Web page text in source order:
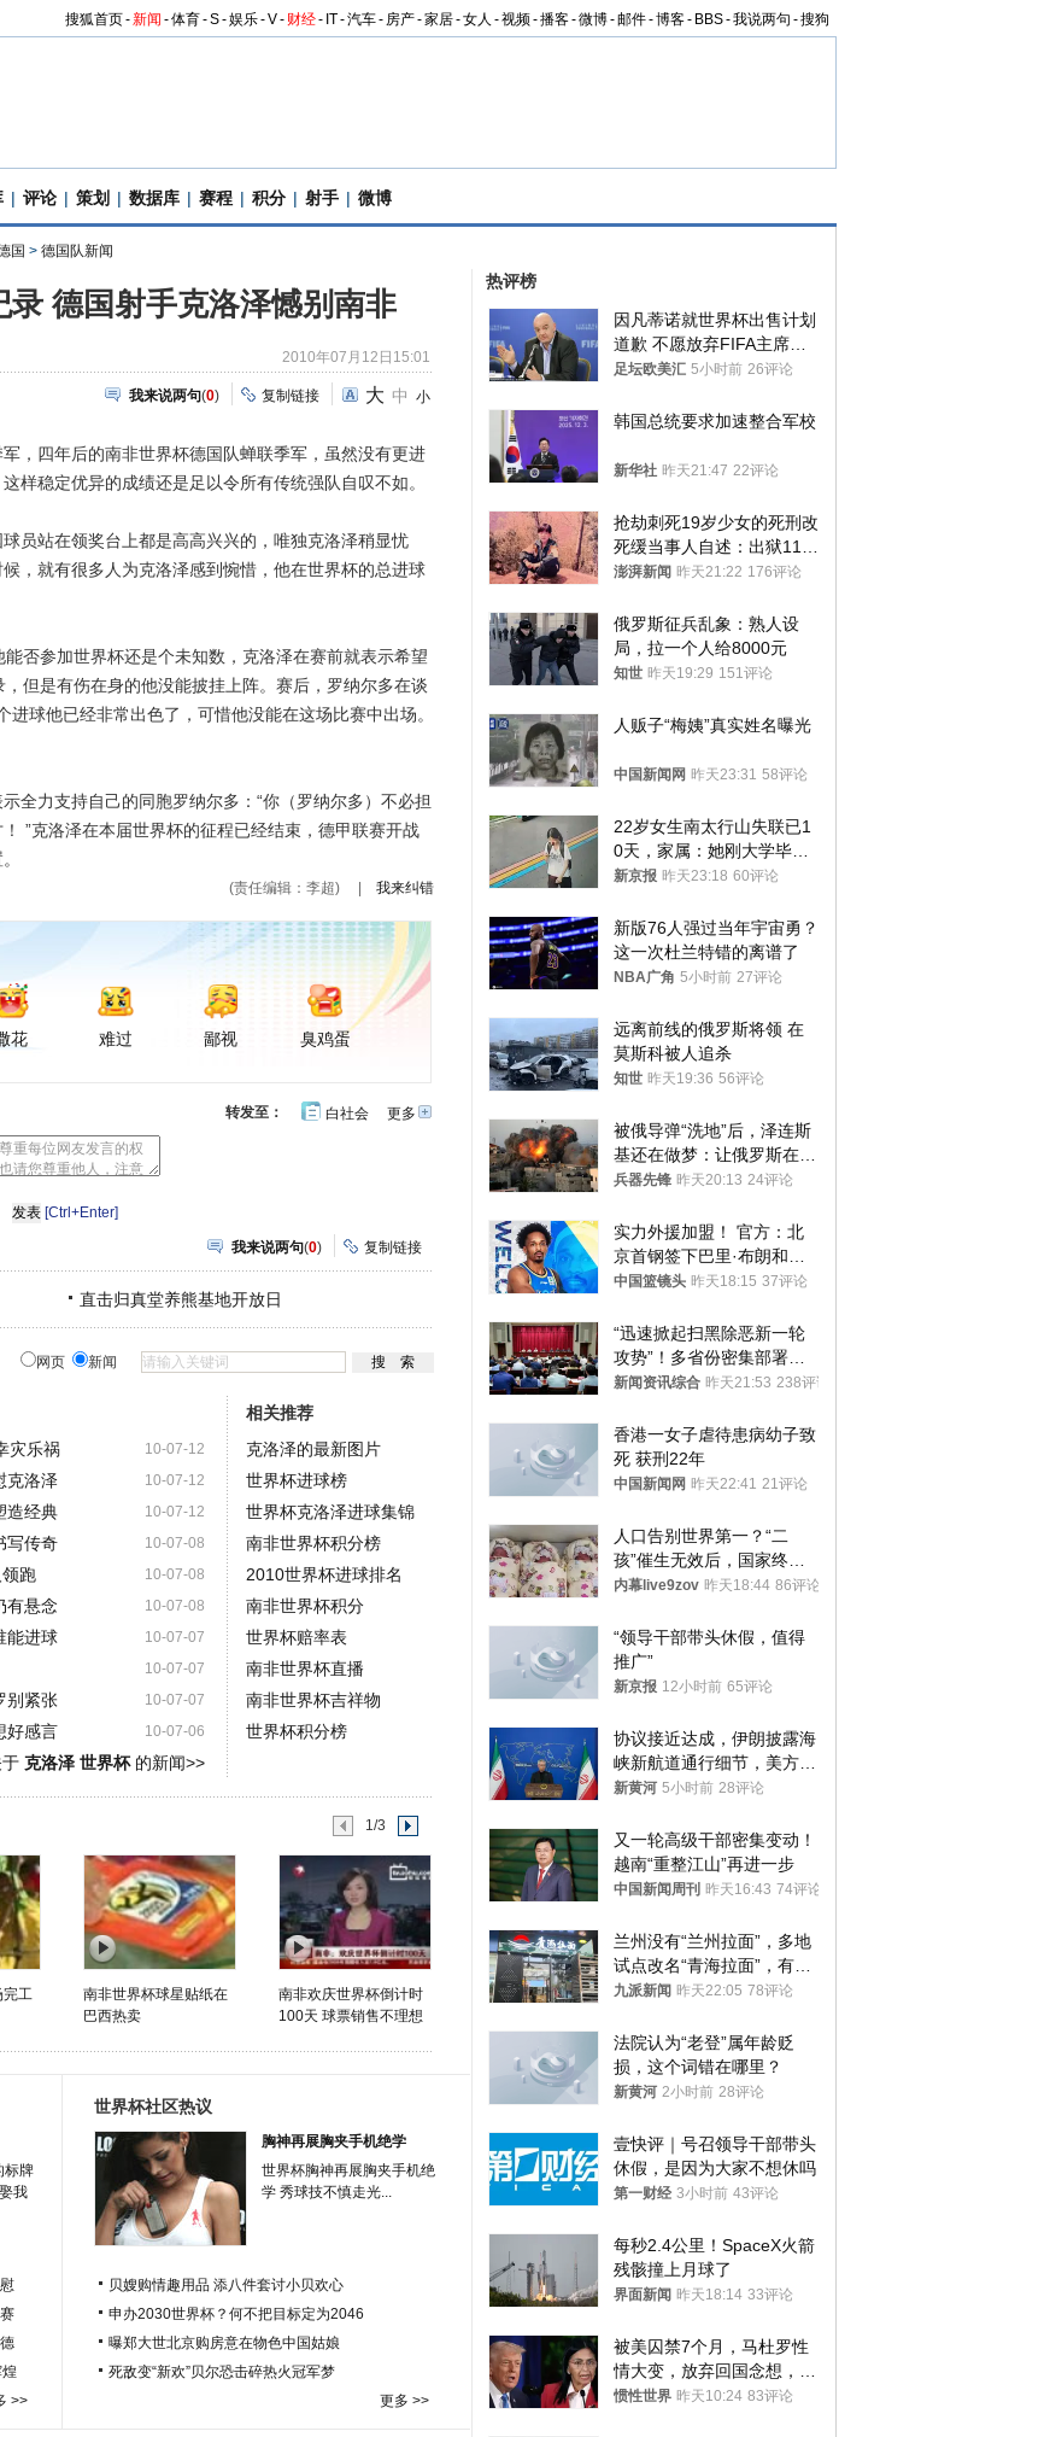
搜狐首页-新闻 -体育-S-娱乐-V- 财经- IT-汽车- 房产-家居-女人 -视频-播客-微博-邮件-博客- BBS-我说两句 -搜狗
| 评论 | 策划 | 数据库 | 赛程 | 积分 | 射手 | 微博
国 > 德国队新闻
德国射手克洛泽憾别南非
2010年07月12日15:01
我来说两句(0) 复制链接 大 中 小
四年后的南非世界杯德国队蝉联季军，虽然没有更进
样稳定优异的成绩还是足以令所有传统强队自叹不如。
站在领奖台上都是高高兴兴的，唯独克洛泽稍显忧
，就有很多人为克洛泽感到惋惜，他在世界杯的总进球
参加世界杯还是个未知数，克洛泽在赛前就表示希望
但是有伤在身的他没能披挂上阵。赛后，罗纳尔多在谈
球他已经非常出色了，可惜他没能在这场比赛中出场。
力支持自己的同胞罗纳尔多：“你（罗纳尔多）不必担
”克洛泽在本届世界杯的征程已经结束，德甲联赛开战
(责任编辑：李超) 我来纠错
花 难过 鄙视 臭鸡蛋
更多开
转发至： 白社会
[Ctrl+Enter]
我来说两句(0) 复制链接
直击归真堂养熊基地开放日
网页 新闻
10-07-12
灾乐祸
10-07-12
克洛泽
10-07-12
造经典
10-07-08
写传奇
10-07-08
跑
10-07-08
有悬念
10-07-07
能进球
10-07-07
10-07-07
别紧张
10-07-06
好感言
克洛泽 世界杯的新闻>>
相关推荐
克洛泽的最新图片
世界杯进球榜
世界杯克洛泽进球集锦
南非世界杯积分榜
2010世界杯进球排名
南非世界杯积分
世界杯赔率表
南非世界杯直播
南非世界杯吉祥物
世界杯积分榜
1/3
完工
南非世界杯球星贴纸在
巴西热卖
南非欢庆世界杯倒计时
100天 球票销售不理想
标牌
我
>>
世界杯社区热议
胸神再展胸夹手机绝学
世界杯胸神再展胸夹手机绝
学 秀球技不慎走光...
贝嫂购情趣用品 添八件套讨小贝欢心
申办2030世界杯？何不把目标定为2046
曝郑大世北京购房意在物色中国姑娘
死敌变“新欢”贝尔恐击碎热火冠军梦
更多 >>
热评榜
因凡蒂诺就世界杯出售计划
道歉 不愿放弃FIFA主席职
位
足坛欧美汇 5小时前 26评论
韩国总统要求加速整合军校
新华社 昨天21:47 22评论
抢劫刺死19岁少女的死刑改
死缓当事人自述：出狱11年
间始终刻意躲避被害人家属
澎湃新闻 昨天21:22 176评论
俄罗斯征兵乱象：熟人设
局，拉一个人给8000元
知世 昨天19:29 151评论
人贩子“梅姨”真实姓名曝光
中国新闻网 昨天23:31 58评论
22岁女生南太行山失联已1
0天，家属：她刚大学毕业
想到山里旅行
新京报 昨天23:18 60评论
新版76人强过当年宇宙勇？
这一次杜兰特错的离谱了
NBA广角 5小时前 27评论
远离前线的俄罗斯将领 在
莫斯科被人追杀
知世 昨天19:36 56评论
被俄导弹“洗地”后，泽连斯
基还在做梦：让俄罗斯在冬
季前求和？
兵器先锋 昨天20:13 24评论
实力外援加盟！ 官方：北
京首钢签下巴里·布朗和桑
普森
中国篮镜头 昨天18:15 37评论
“迅速掀起扫黑除恶新一轮
攻势”！多省份密集部署，
公布举报方式
新闻资讯综合 昨天21:53 238评论
香港一女子虐待患病幼子致
死 获刑22年
中国新闻网 昨天22:41 21评论
人口告别世界第一？“二
孩”催生无效后，国家终于
向住房出手了！
内幕live9zov 昨天18:44 86评论
“领导干部带头休假，值得
推广”
新京报 12小时前 65评论
协议接近达成，伊朗披露海
峡新航道通行细节，美方再
提“倒计时”
新黄河 5小时前 28评论
又一轮高级干部密集变动！
越南“重整江山”再进一步
中国新闻周刊 昨天16:43 74评论
兰州没有“兰州拉面”，多地
试点改名“青海拉面”，有商
家改名已两年
九派新闻 昨天22:05 78评论
法院认为“老登”属年龄贬
损，这个词错在哪里？
新黄河 2小时前 28评论
壹快评｜号召领导干部带头
休假，是因为大家不想休吗
第一财经 3小时前 43评论
每秒2.4公里！SpaceX火箭
残骸撞上月球了
界面新闻 昨天18:14 33评论
被美囚禁7个月，马杜罗性
情大变，放弃回国念想，最
后嘱托已公开
惯性世界 昨天10:24 83评论